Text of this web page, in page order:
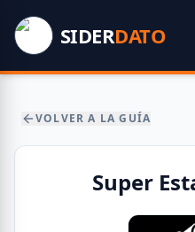
SIDERDATO
VOLVER A LA GUÍA
Super